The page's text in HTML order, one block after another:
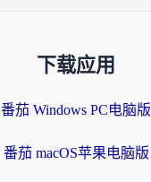
下载应用
番茄 Windows PC电脑版
番茄 macOS苹果电脑版